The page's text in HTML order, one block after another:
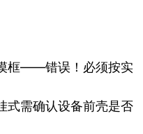
框——错误！必须按实
需确认设备前壳是否